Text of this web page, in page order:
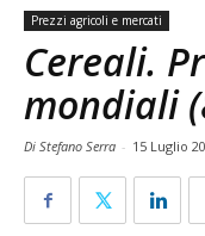
Prezzi agricoli e mercati
Cereali.
mondiali
Di Stefano Serra - 15 Luglio